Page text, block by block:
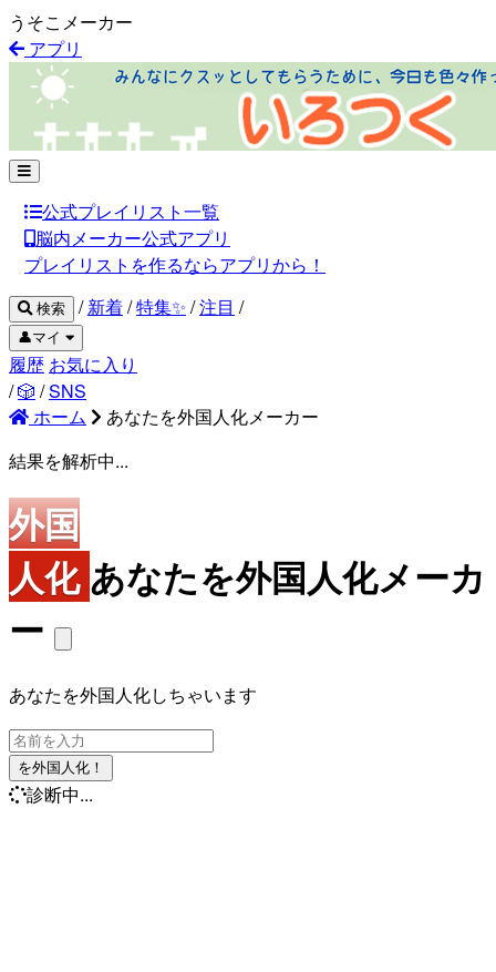
うそこメーカー
アプリ
公式プレイリスト一覧
脳内メーカー公式アプリ
プレイリストを作るならアプリから！
検索 / 新着/特集✨ /注目 /
👤マイ
履歴 お気に入り
/🎲 /SNS
ホーム
あなたを外国人化メーカー
結果を解析中...
外国
人化 あなたを外国人化メーカ
ー
あなたを外国人化しちゃいます
を外国人化！
診断中...